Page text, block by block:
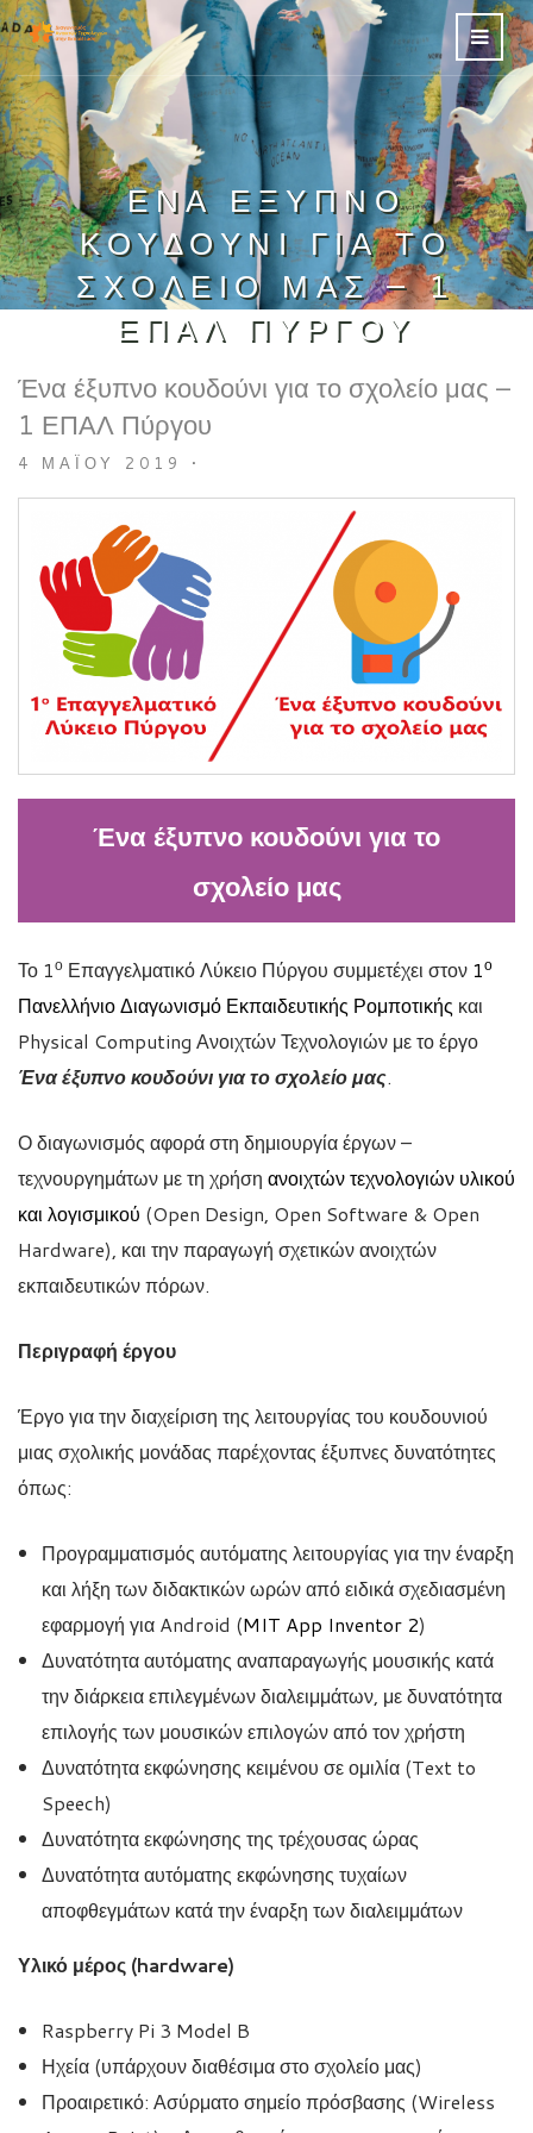
ΈΝΑ ΈΞΥΠΝΟ
ΚΟΥΔΟΎΝΙ ΓΙΑ ΤΟ
ΣΧΟΛΕΊΟ ΜΑΣ – 1
ΕΠΑΛ ΠΎΡΓΟΥ
Ένα έξυπνο κουδούνι για το σχολείο μας –
1 ΕΠΑΛ Πύργου
4 ΜΑΪ́ΟΥ 2019 •
Ένα έξυπνο κουδούνι για το
σχολείο μας
Το 1ο Επαγγελματικό Λύκειο Πύργου συμμετέχει στον 1ο
Πανελλήνιο Διαγωνισμό Εκπαιδευτικής Ρομποτικής και
Physical Computing Ανοιχτών Τεχνολογιών με το έργο
Ένα έξυπνο κουδούνι για το σχολείο μας.
Ο διαγωνισμός αφορά στη δημιουργία έργων –
τεχνουργημάτων με τη χρήση ανοιχτών τεχνολογιών υλικού
και λογισμικού (Open Design, Open Software & Open
Hardware), και την παραγωγή σχετικών ανοιχτών
εκπαιδευτικών πόρων.
Περιγραφή έργου
Έργο για την διαχείριση της λειτουργίας του κουδουνιού
μιας σχολικής μονάδας παρέχοντας έξυπνες δυνατότητες
όπως:
Προγραμματισμός αυτόματης λειτουργίας για την έναρξη
και λήξη των διδακτικών ωρών από ειδικά σχεδιασμένη
εφαρμογή για Android (MIT App Inventor 2)
Δυνατότητα αυτόματης αναπαραγωγής μουσικής κατά
την διάρκεια επιλεγμένων διαλειμμάτων, με δυνατότητα
επιλογής των μουσικών επιλογών από τον χρήστη
Δυνατότητα εκφώνησης κειμένου σε ομιλία (Text to
Speech)
Δυνατότητα εκφώνησης της τρέχουσας ώρας
Δυνατότητα αυτόματης εκφώνησης τυχαίων
αποφθεγμάτων κατά την έναρξη των διαλειμμάτων
Υλικό μέρος (hardware)
Raspberry Pi 3 Model B
Ηχεία (υπάρχουν διαθέσιμα στο σχολείο μας)
Προαιρετικό: Ασύρματο σημείο πρόσβασης (Wireless